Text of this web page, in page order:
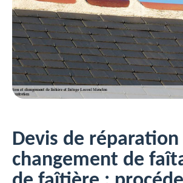
Devis de
changement de